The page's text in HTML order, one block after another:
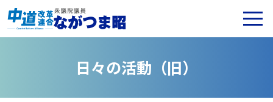
日々の活動 （旧）